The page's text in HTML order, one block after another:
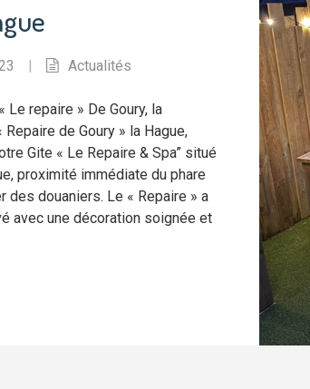
| Actualités
Le repaire » De Goury, la
Repaire de Goury » la Hague,
Gite « Le Repaire & Spa” situé
proximité immédiate du phare
des douaniers. Le « Repaire » a
avec une décoration soignée et